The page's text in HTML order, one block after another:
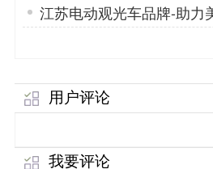
江苏电动观光车品牌-助力
「专菱」
用户评论
我要评论